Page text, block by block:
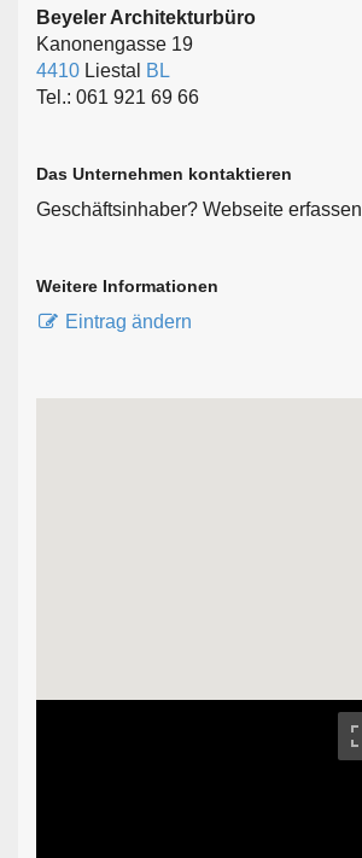
Beyeler Architekturbüro
Kanonengasse 19
4410 Liestal
BL
Tel.: 061 921 69 66
Das Unternehmen kontaktieren
Geschäftsinhaber? Webseite erfassen
Weitere Informationen
Eintrag ändern